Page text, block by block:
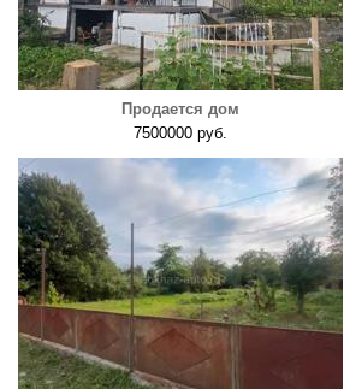
Продается дом
7500000 руб.